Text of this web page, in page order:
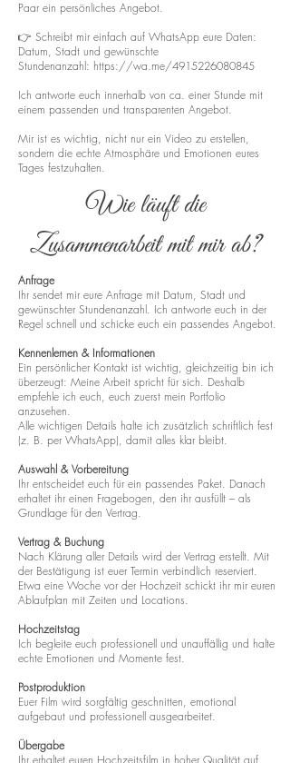
Paar ein persönliches Angebot.
👉 Schreibt mir einfach auf WhatsApp eure Daten:
Datum, Stadt und gewünschte
Stundenanzahl: https://wa.me/4915226080845
Ich antworte euch innerhalb von ca. einer Stunde mit
einem passenden und transparenten Angebot.
Mir ist es wichtig, nicht nur ein Video zu erstellen,
sondern die echte Atmosphäre und Emotionen eures
Tages festzuhalten.
Wie läuft die
Zusammenarbeit mit mir ab?
Anfrage
Ihr sendet mir eure Anfrage mit Datum, Stadt und
gewünschter Stundenanzahl. Ich antworte euch in der
Regel schnell und schicke euch ein passendes Angebot.
Kennenlernen & Informationen
Ein persönlicher Kontakt ist wichtig, gleichzeitig bin ich
überzeugt: Meine Arbeit spricht für sich. Deshalb
empfehle ich euch, euch zuerst mein Portfolio
anzusehen.
Alle wichtigen Details halte ich zusätzlich schriftlich fest
(z. B. per WhatsApp), damit alles klar bleibt.
Auswahl & Vorbereitung
Ihr entscheidet euch für ein passendes Paket. Danach
erhaltet ihr einen Fragebogen, den ihr ausfüllt – als
Grundlage für den Vertrag.
Vertrag & Buchung
Nach Klärung aller Details wird der Vertrag erstellt. Mit
der Bestätigung ist euer Termin verbindlich reserviert.
Etwa eine Woche vor der Hochzeit schickt ihr mir euren
Ablaufplan mit Zeiten und Locations.
Hochzeitstag
Ich begleite euch professionell und unauffällig und halte
echte Emotionen und Momente fest.
Postproduktion
Euer Film wird sorgfältig geschnitten, emotional
aufgebaut und professionell ausgearbeitet.
Übergabe
Ihr erhaltet euren Hochzeitsfilm in hoher Qualität auf